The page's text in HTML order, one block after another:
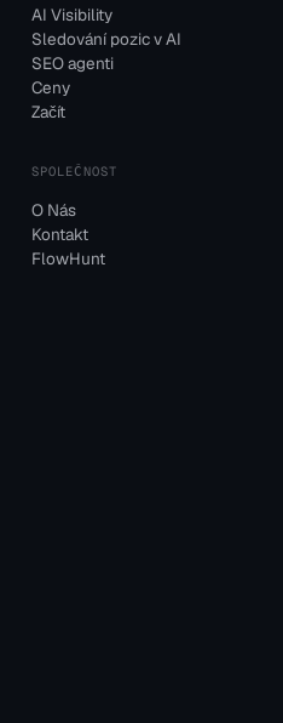
AI Visibility
Sledování pozic v AI
SEO agenti
Ceny
Začít
SPOLEČNOST
O Nás
Kontakt
FlowHunt